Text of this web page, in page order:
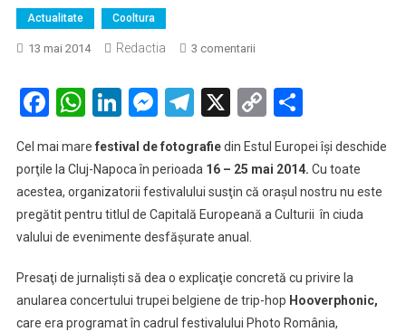
Actualitate Cooltura
13 mai 2014 Redactia 3 comentariila
Photo
Romania
Clujul
nu
e
pregătit
Capitală
Culturală
Europeană!
Facebook
WhatsApp
LinkedIn
Messenger
Telegram
X Copy
Cel mai mare festival de fotografiedin Estul Europei îşi deschide
porţile la Cluj-Napoca în perioada 16 – 25 mai 2014. Cu toate
acestea, organizatorii festivalului susţin că oraşul nostru nu este
pregătit pentru titlul de Capitală Europeană a Culturii în ciuda
valului de evenimente desfăşurate anual.
Presaţi de jurnalişti să dea o explicaţie concretă cu privire la
anularea concertului trupei belgiene de trip-hop Hooverphonic,
care era programat în cadrul festivalului Photo România,